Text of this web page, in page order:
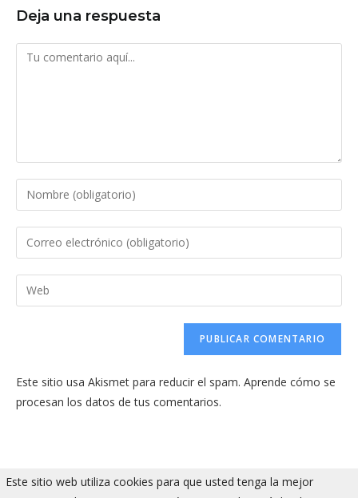
Deja una respuesta
Comentario
Introduce
tu
nombre
de
usuario
Introduce
tu
dirección
de
comentar
Introduce
la
web
(opcional)
Este sitio usa Akismet para reducir el spam. Aprende cómo se
procesan los datos de tus comentarios.
Este sitio web utiliza cookies para que usted tenga la mejor